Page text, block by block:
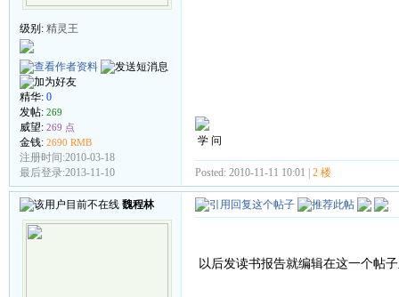
级别: 精灵王
精华: 0
发帖: 269
威望: 269 点
金钱: 2690 RMB
注册时间:2010-03-18
最后登录:2013-11-10
学 问
Posted: 2010-11-11 10:01 | 2 楼
魏程林
以后发读书报告就编辑在这一个帖